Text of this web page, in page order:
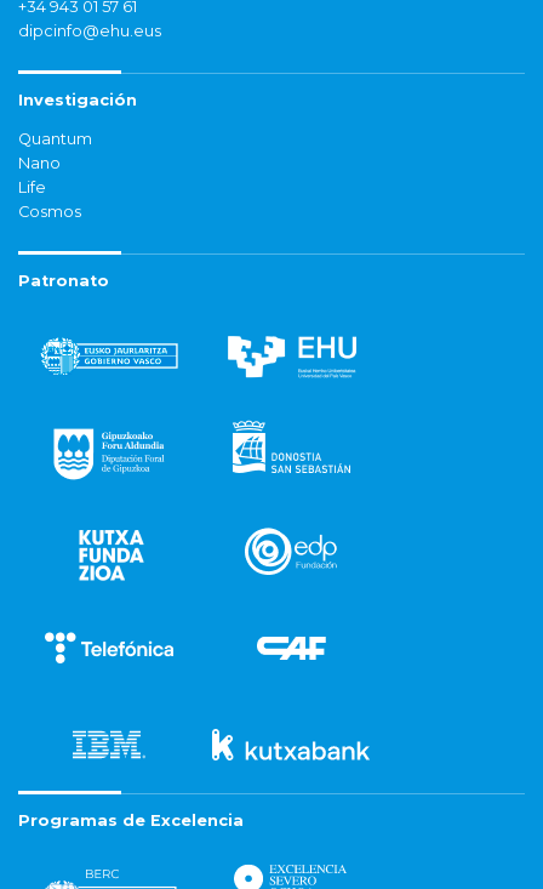
+34 943 01 57 61
dipcinfo@ehu.eus
Investigación
Quantum
Nano
Life
Cosmos
Patronato
Programas de Excelencia